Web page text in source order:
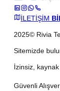
İLETİŞİM
2025© Rivia
Sitemizde
İzinsiz,
Güvenli